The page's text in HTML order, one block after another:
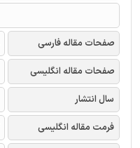
صفحات مقاله فارسی
صفحات مقاله انگلیسی
سال انتشار
فرمت مقاله انگلیسی